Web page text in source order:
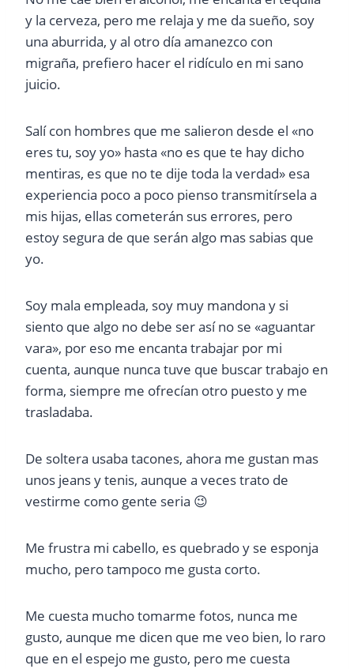
y la cerveza, pero me relaja y me da sueño, soy
una aburrida, y al otro día amanezco con
migraña, prefiero hacer el ridículo en mi sano
juicio.
Salí con hombres que me salieron desde el «no
eres tu, soy yo» hasta «no es que te hay dicho
mentiras, es que no te dije toda la verdad» esa
experiencia poco a poco pienso transmitírsela a
mis hijas, ellas cometerán sus errores, pero
estoy segura de que serán algo mas sabias que
yo.
Soy mala empleada, soy muy mandona y si
siento que algo no debe ser así no se «aguantar
vara», por eso me encanta trabajar por mi
cuenta, aunque nunca tuve que buscar trabajo en
forma, siempre me ofrecían otro puesto y me
trasladaba.
De soltera usaba tacones, ahora me gustan mas
unos jeans y tenis, aunque a veces trato de
vestirme como gente seria 😉
Me frustra mi cabello, es quebrado y se esponja
mucho, pero tampoco me gusta corto.
Me cuesta mucho tomarme fotos, nunca me
gusto, aunque me dicen que me veo bien, lo raro
que en el espejo me gusto, pero me cuesta